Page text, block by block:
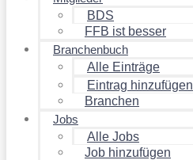
BDS
FFB ist besser
Branchenbuch
Alle Einträge
Eintrag hinzufügen
Branchen
Jobs
Alle Jobs
Job hinzufügen